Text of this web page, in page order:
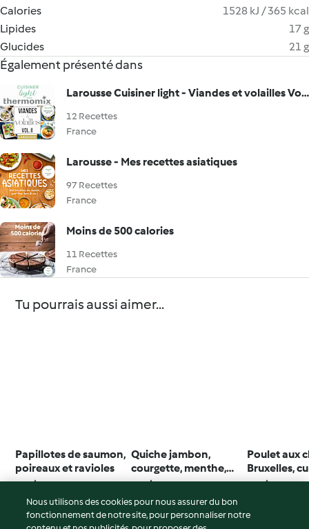
Calories
1528 kJ / 365 kcal
Lipides
17 g
Glucides
21 g
Également présenté dans
Larousse Cuisiner light - Viandes et volailles Vol.II
12 Recettes
France
Larousse - Mes recettes asiatiques
97 Recettes
France
Moins de 500 calories
11 Recettes
France
Tu pourrais aussi aimer...
Papillotes de saumon,
poireaux et ravioles
4.1 (675)
Quiche jambon,
courgette, menthe,
ricotta
3.9 (369)
Poulet aux
Bruxelles,
moutarde
4.4 (761)
Nous utilisons des cookies pour nous assurer du bon
fonctionnement de notre site, pour personnaliser notre